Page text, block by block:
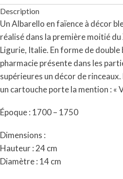
Description
Un Albarello en faïence à décor
réalisé dans la première moitié du
Ligurie, Italie. En forme de double
pharmacie présente dans les
supérieures un décor de
un cartouche porte la mention : «
Époque : 1700 – 1750
Dimensions :
Hauteur : 24 cm
Diamètre : 14 cm